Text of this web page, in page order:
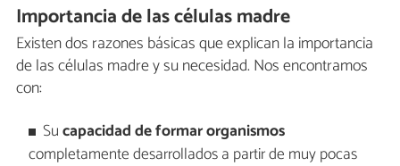
Importancia de las células madre
Existen dos razones básicas que explican la importancia
de las células madre y su necesidad. Nos encontramos
con:
Sucapacidad de formar organismos
completamente desarrollados a partir de muy pocas